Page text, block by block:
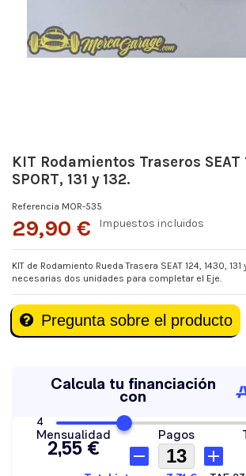
KIT Rodamientos Traseros SEAT
SPORT, 131 y 132.
Referencia MOR-535
29,90 € Impuestos incluidos
KIT de Rodamiento Rueda Trasera SEAT 124, 1430,
necesarias dos unidades para completar el Eje.
Pregunta sobre el producto